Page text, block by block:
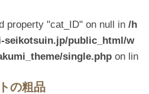
property "cat_ID" on null in/h
seikotsuin.jp/public_html/w
single.php on lin
の粗品